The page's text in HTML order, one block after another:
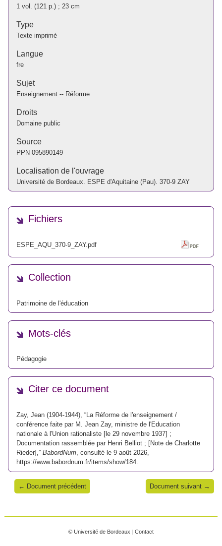
1 vol. (121 p.) ; 23 cm
Type
Texte imprimé
Langue
fre
Sujet
Enseignement -- Réforme
Droits
Domaine public
Source
PPN 095890149
Localisation de l'ouvrage
Université de Bordeaux. ESPE d'Aquitaine (Pau). 370-9 ZAY
Fichiers
ESPE_AQU_370-9_ZAY.pdf
Collection
Patrimoine de l'éducation
Mots-clés
Pédagogie
Citer ce document
Zay, Jean (1904-1944), “La Réforme de l'enseignement /
conférence faite par M. Jean Zay, ministre de l'Education
nationale à l'Union rationaliste [le 29 novembre 1937] ;
Documentation rassemblée par Henri Belliot ; [Note de Charlotte
Rieder],” BabordNum , consulté le 9 août 2026,
https://www.babordnum.fr/items/show/184
← Document précédent Document suivant →
© Université de Bordeaux | Contact